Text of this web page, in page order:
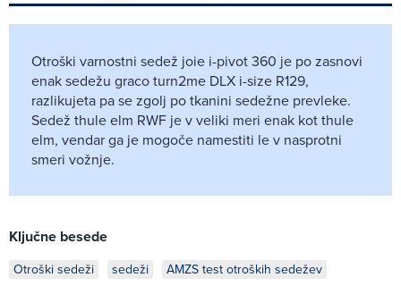
Otroški varnostni sedež joie i-pivot 360 je po zasnovi
enak sedežu graco turn2me DLX i-size R129,
razlikujeta pa se zgolj po tkanini sedežne prevleke.
Sedež thule elm RWF je v veliki meri enak kot thule
elm, vendar ga je mogoče namestiti le v nasprotni
smeri vožnje.
Ključne besede
Otroški sedeži sedeži AMZS test otroških sedežev